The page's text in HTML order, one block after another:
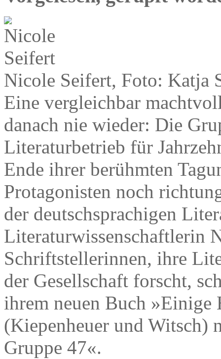
Nicole Seifert, Foto: Katja
Eine vergleichbar
danach nie wieder: Die
Literaturbetrieb für
Ende ihrer berühmten
Protagonisten noch
der deutschsprachigen
Literaturwissenschaftlerin
Schriftstellerinnen, ihre
der Gesellschaft forscht,
ihrem neuen Buch »Einige
(Kiepenheuer und Witsch)
Gruppe 47«.